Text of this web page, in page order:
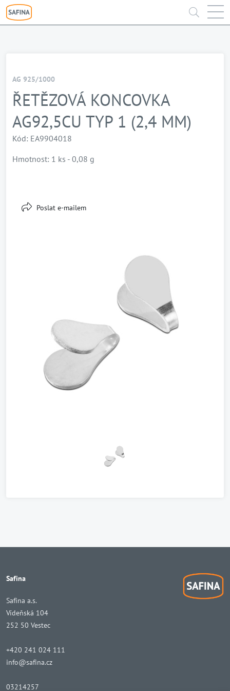
AG 925/1000
ŘETĚZOVÁ KONCOVKA
AG92,5CU TYP 1 (2,4 MM)
Kód: EA9904018
Hmotnost: 1 ks - 0,08 g
Poslat e-mailem
Safina
Safina a.s.
Vídeňská 104
252 50 Vestec
+420 241 024 111
info@safina.cz
03214257